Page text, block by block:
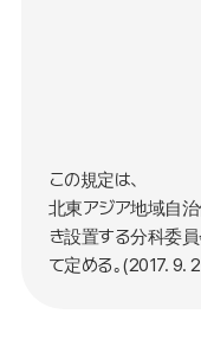
この規定は、
北東アジア地域自
き設置する分科委
て定める｡(2017. 9.